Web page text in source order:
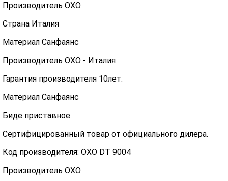
Производитель OXO
Страна Италия
Материал Санфаянс
Производитель OXO - Италия
Гарантия производителя 10лет.
Материал Санфаянс
Биде приставное
Сертифицированный товар от официального дилера.
Код производителя: OXO DT 9004
Производитель OXO